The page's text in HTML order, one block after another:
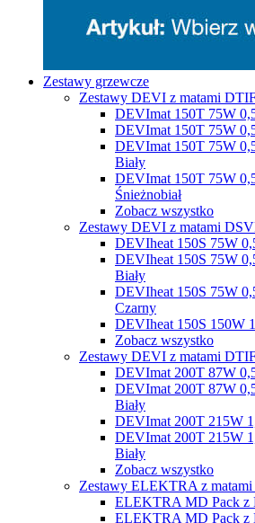
Zestawy grzewcze
Zestawy DEVI z matami
DEVImat 150T 75W
DEVImat 150T 75W
DEVImat 150T 75W
Biały
DEVImat 150T 75W
Śnieżnobiał
Zobacz wszystko
Zestawy DEVI z matami
DEVIheat 150S 75W
DEVIheat 150S 75W
Biały
DEVIheat 150S 75W
Czarny
DEVIheat 150S 150W
Zobacz wszystko
Zestawy DEVI z matami
DEVImat 200T 87W
DEVImat 200T 87W
Biały
DEVImat 200T 215W
DEVImat 200T 215W
Biały
Zobacz wszystko
Zestawy ELEKTRA z
ELEKTRA MD Pack z
ELEKTRA MD Pack z